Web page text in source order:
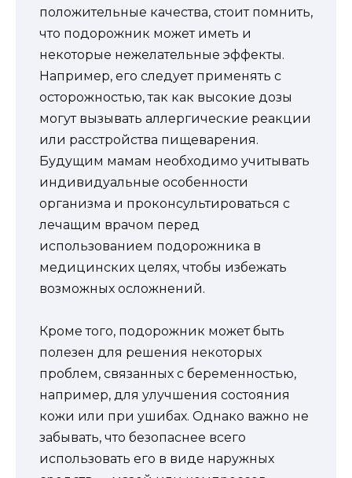
положительные качества, стоит помнить,
что подорожник может иметь и
некоторые нежелательные эффекты.
Например, его следует применять с
осторожностью, так как высокие дозы
могут вызывать аллергические реакции
или расстройства пищеварения.
Будущим мамам необходимо учитывать
индивидуальные особенности
организма и проконсультироваться с
лечащим врачом перед
использованием подорожника в
медицинских целях, чтобы избежать
возможных осложнений.
Кроме того, подорожник может быть
полезен для решения некоторых
проблем, связанных с беременностью,
например, для улучшения состояния
кожи или при ушибах. Однако важно не
забывать, что безопаснее всего
использовать его в виде наружных